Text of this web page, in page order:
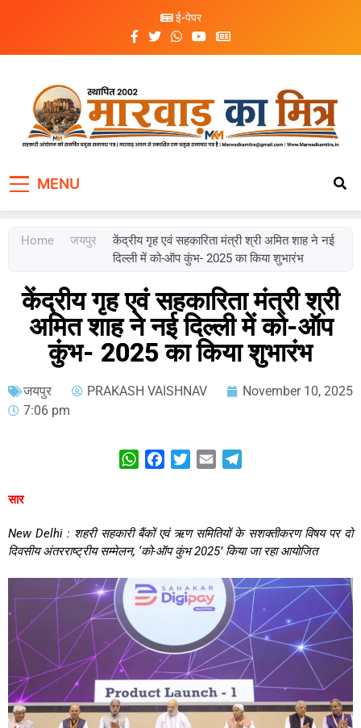
ई-पेपर
Marwad Ka Mitra
MENU
Home जयपुर
केंद्रीय गृह एवं सहकारिता मंत्री श्री अमित शाह ने नई
दिल्ली में को-ऑप कुंभ- 2025 का किया शुभारंभ
केंद्रीय गृह एवं सहकारिता मंत्री श्री
अमित शाह ने नई दिल्ली में को-ऑप
कुंभ- 2025 का किया शुभारंभ
जयपुर PRAKASH VAISHNAV
November 10, 2025
7:06 pm
WhatsAppFacebookTwitterEmail
सार
New Delhi : शहरी सहकारी बैंकों एवं ऋण समितियों के सशक्तीकरण विषय पर दो
दिवसीय अंतरराष्ट्रीय सम्मेलन, ‘को-ऑप कुंभ 2025’ किया जा रहा आयोजित